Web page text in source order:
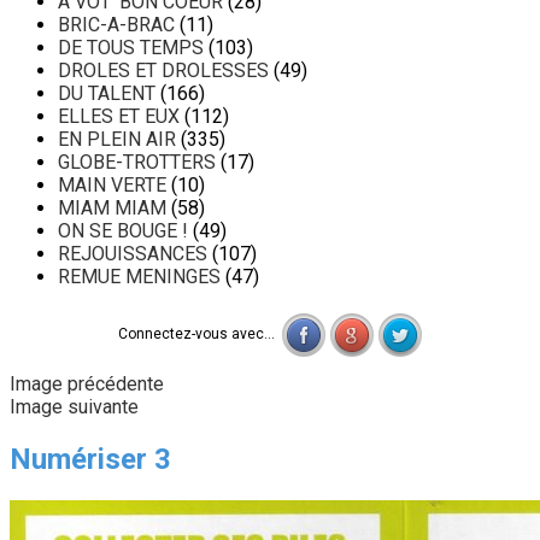
BRIC-A-BRAC (11)
DE TOUS TEMPS (103)
DROLES ET DROLESSES (49)
DU TALENT (166)
ELLES ET EUX (112)
EN PLEIN AIR (335)
GLOBE-TROTTERS (17)
MAIN VERTE (10)
MIAM MIAM (58)
ON SE BOUGE ! (49)
REJOUISSANCES (107)
REMUE MENINGES (47)
Connectez-vous avec...
Image précédente
Image suivante
Numériser 3